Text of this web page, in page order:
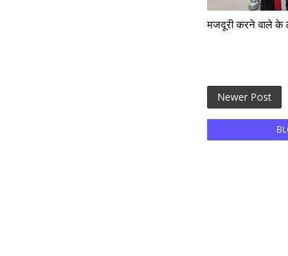
मजदूरी करने वाले के
Newer Post